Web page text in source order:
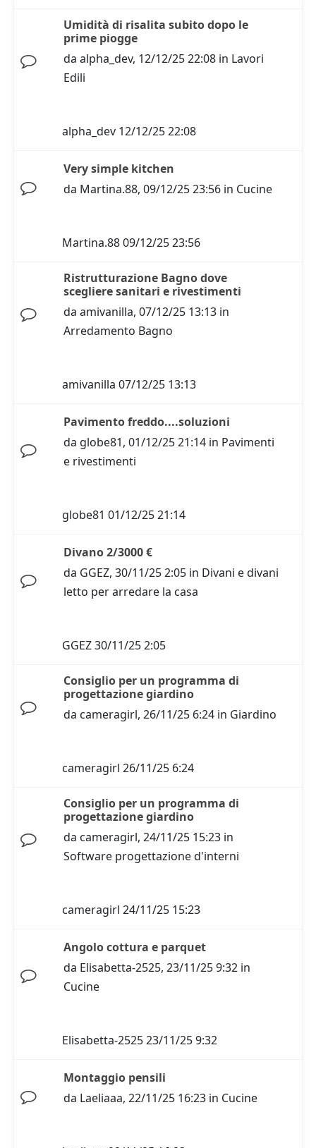
Umidità di risalita subito dopo le
prime piogge
da alpha_dev, 12/12/25 22:08 in Lavori
Edili
alpha_dev 12/12/25 22:08
Very simple kitchen
da Martina.88, 09/12/25 23:56 in Cucine
Martina.8809/12/25 23:56
Ristrutturazione Bagno dove
scegliere sanitari e rivestimenti
da amivanilla, 07/12/25 13:13 in
Arredamento Bagno
amivanilla 07/12/25 13:13
Pavimento freddo....soluzioni
da globe81, 01/12/25 21:14 in Pavimenti
e rivestimenti
globe81 01/12/25 21:14
Divano 2/3000 €
da GGEZ, 30/11/25 2:05 in Divani e divani
letto per arredare la casa
GGEZ30/11/25 2:05
Consiglio per un programma di
progettazione giardino
da cameragirl, 26/11/25 6:24 in Giardino
cameragirl 26/11/25 6:24
Consiglio per un programma di
progettazione giardino
da cameragirl, 24/11/25 15:23 in
Software progettazione d'interni
cameragirl 24/11/25 15:23
Angolo cottura e parquet
da Elisabetta-2525, 23/11/25 9:32 in
Cucine
Elisabetta-252523/11/25 9:32
Montaggio pensili
da Laeliaaa, 22/11/25 16:23 in Cucine